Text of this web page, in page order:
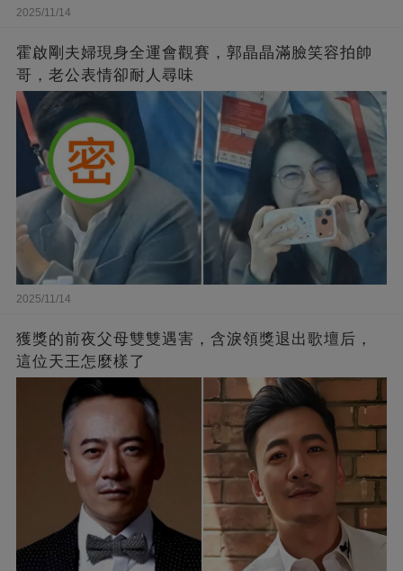
2025/11/14
霍啟剛夫婦現身全運會觀賽，郭晶晶滿臉笑容拍帥
哥，老公表情卻耐人尋味
2025/11/14
獲獎的前夜父母雙雙遇害，含淚領獎退出歌壇后，
這位天王怎麼樣了